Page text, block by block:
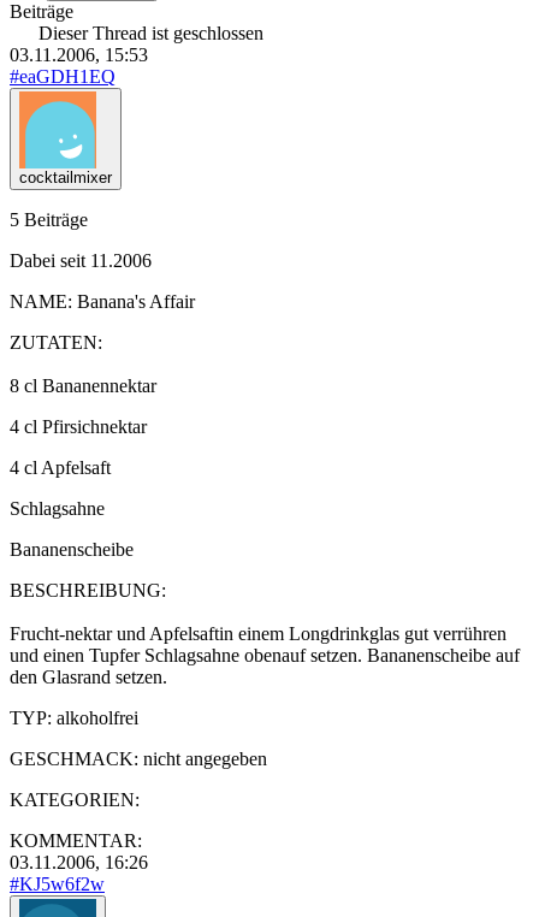
Beiträge
Dieser Thread ist geschlossen
03.11.2006, 15:53
#eaGDH1EQ
cocktailmixer
5 Beiträge
Dabei seit 11.2006
NAME: Banana's Affair
ZUTATEN:
8 cl Bananennektar
4 cl Pfirsichnektar
4 cl Apfelsaft
Schlagsahne
Bananenscheibe
BESCHREIBUNG:
Frucht-nektar und Apfelsaftin einem Longdrinkglas gut verrühren
und einen Tupfer Schlagsahne obenauf setzen. Bananenscheibe auf
den Glasrand setzen.
TYP: alkoholfrei
GESCHMACK: nicht angegeben
KATEGORIEN:
KOMMENTAR:
03.11.2006, 16:26
#KJ5w6f2w